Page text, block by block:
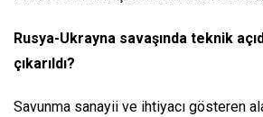
Rusya-Ukrayna savaşında teknik
çıkarıldı?
Savunma sanayii ve ihtiyacı gösteren